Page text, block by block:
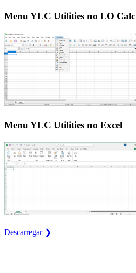
Menu YLC Utilities no LO Calc
Menu YLC Utilities no Excel
Descarregar ❯